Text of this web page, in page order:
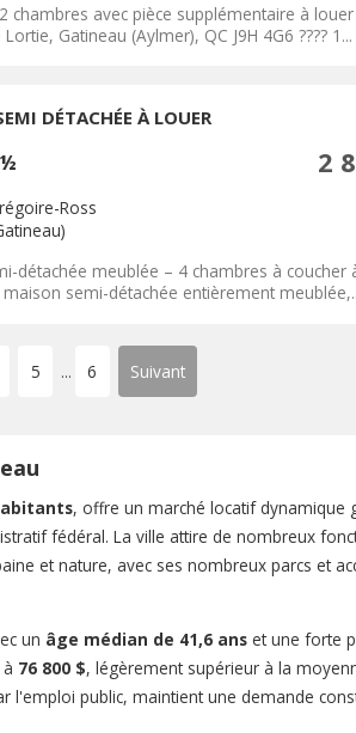
chambres avec pièce supplémentaire à
Lortie, Gatineau (Aylmer), QC J9H 4G6 ???? 1...
DÉTACHÉE À LOUER
2
Ross
détachée meublée – 4 chambres à coucher
semi-détachée entièrement
5 ... 6 Suivant
, offre un marché locatif dynamique
fédéral. La ville attire de nombreux
et nature, avec ses nombreux parcs et
un âge médian de 41,6 ans et une forte
76 800 $, légèrement supérieur à la
l'emploi public, maintient une demande